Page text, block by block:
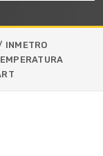
INMETRO